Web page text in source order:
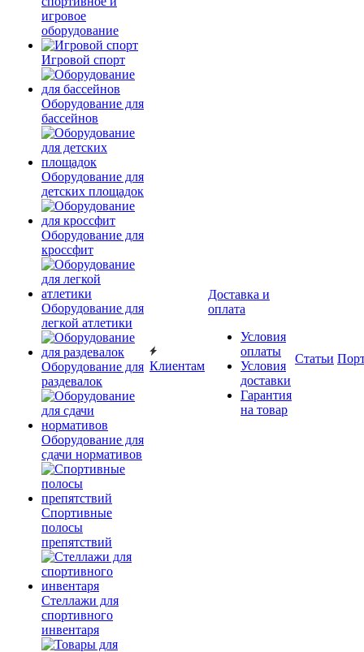
игровое
оборудование
Игровой спорт
Оборудование для
бассейнов
Оборудование для
детских площадок
Оборудование для
кроссфит
Оборудование для
легкой атлетики
Оборудование для
раздевалок
Оборудование для
сдачи нормативов
Спортивные
полосы
препятствий
Стеллажи для
спортивного
инвентаря
Клиентам
Доставка и
оплата
Условия
оплаты
Условия
доставки
Гарантия
на товар
Статьи